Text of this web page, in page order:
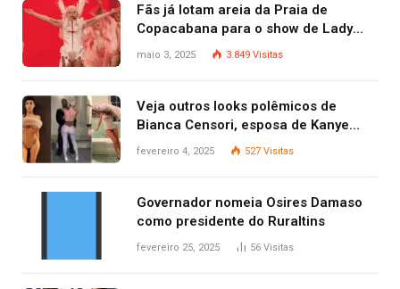
Fãs já lotam areia da Praia de
Copacabana para o show de Lady
Gaga
maio 3, 2025 3.849 Visitas
Veja outros looks polêmicos de
Bianca Censori, esposa de Kanye
West que apareceu nua no Grammy
fevereiro 4, 2025 527 Visitas
Governador nomeia Osires Damaso
como presidente do Ruraltins
fevereiro 25, 2025 56 Visitas